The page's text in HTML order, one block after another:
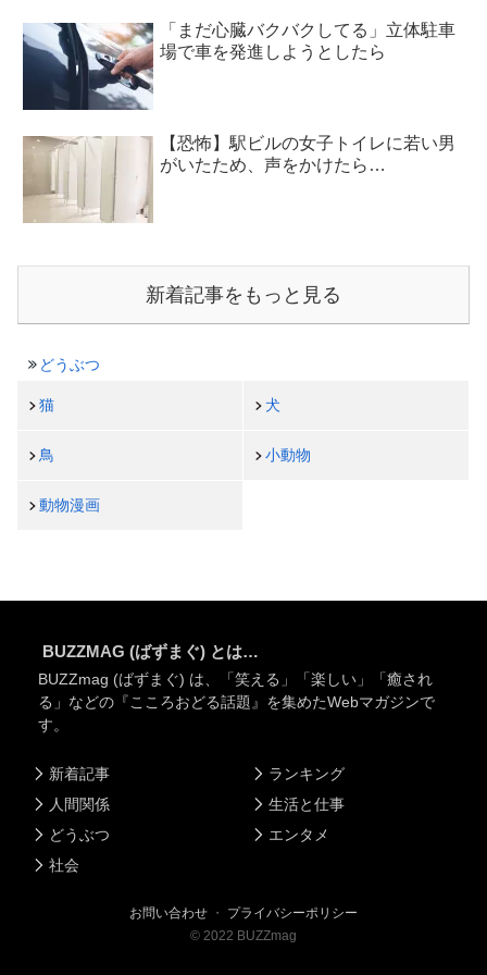
「まだ心臓バクバクしてる」立体駐車
場で車を発進しようとしたら
【恐怖】駅ビルの女子トイレに若い男
がいたため、声をかけたら…
新着記事をもっと見る
どうぶつ
猫 犬
鳥 小動物
動物漫画
BUZZMAG (ばずまぐ) とは…
BUZZmag (ばずまぐ) は、「笑える」「楽しい」「癒され
る」などの『こころおどる話題』を集めたWebマガジンで
す。
新着記事
人間関係
どうぶつ
社会
ランキング
生活と仕事
エンタメ
お問い合わせ ・ プライバシーポリシー
© 2022 BUZZmag